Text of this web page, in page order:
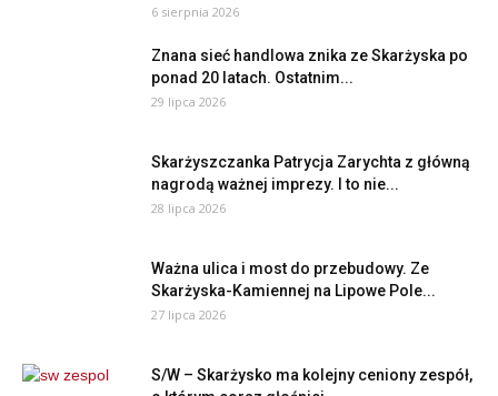
6 sierpnia 2026
Znana sieć handlowa znika ze Skarżyska po
ponad 20 latach. Ostatnim...
29 lipca 2026
Skarżyszczanka Patrycja Zarychta z główną
nagrodą ważnej imprezy. I to nie...
28 lipca 2026
Ważna ulica i most do przebudowy. Ze
Skarżyska-Kamiennej na Lipowe Pole...
27 lipca 2026
S/W – Skarżysko ma kolejny ceniony zespół,